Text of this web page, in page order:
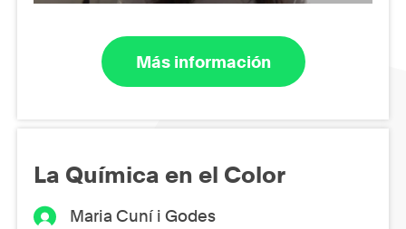
Más información
La Química en el Color
Maria Cuní i Godes